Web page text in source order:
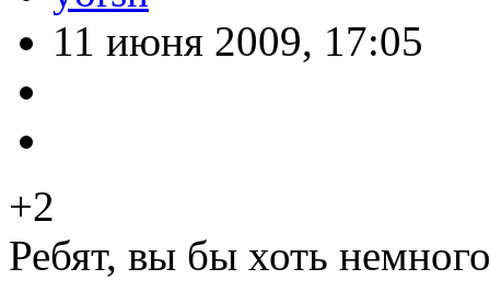
11 июня 2009, 17:05
+2
Ребят, вы бы хоть